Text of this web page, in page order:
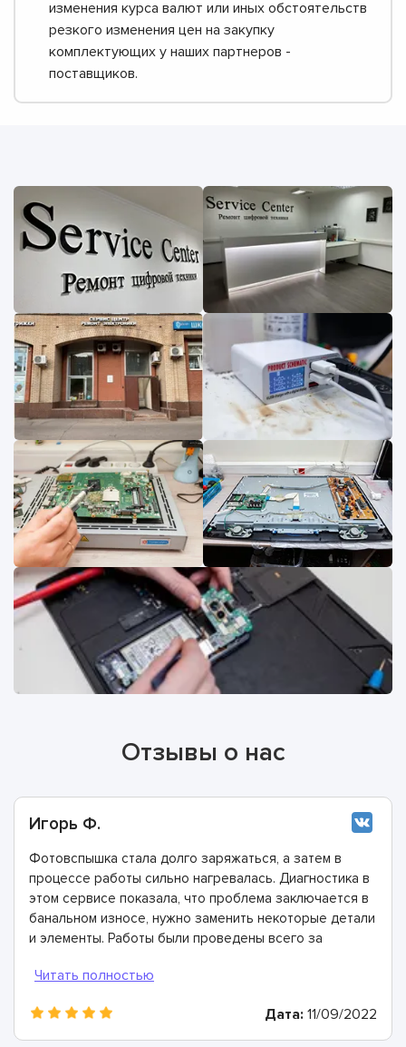
изменения курса валют или иных обстоятельств
резкого изменения цен на закупку
комплектующих у наших партнеров -
поставщиков.
Отзывы о нас
Игорь Ф.
Фотовспышка стала долго заряжаться, а затем в
процессе работы сильно нагревалась. Диагностика в
этом сервисе показала, что проблема заключается в
банальном износе, нужно заменить некоторые детали
и элементы. Работы были проведены всего за
специалисты!
Дата: 11/09/2022